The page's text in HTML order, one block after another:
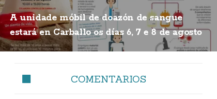
A unidade móbil de doazón de sangue
estará en Carballo os días 6, 7 e 8 de agosto
COMENTARIOS